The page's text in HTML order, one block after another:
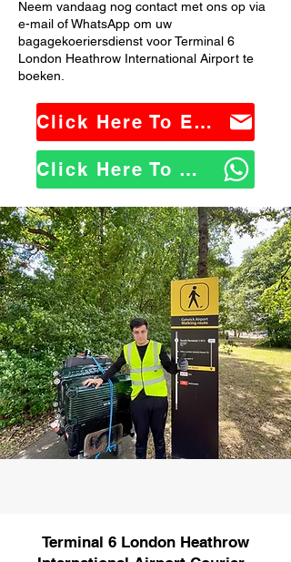
Neem vandaag nog contact met ons op via
e-mail of WhatsApp om uw
bagagekoeriersdienst voor Terminal 6
London Heathrow International Airport te
boeken.
Click Here To Email Us
Click Here To WhatsApp Us
Terminal 6 London Heathrow